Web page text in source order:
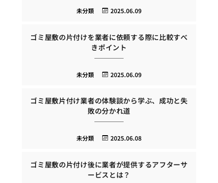
2025.06.09
未分類
ゴミ屋敷の片付けを業者に依頼する際に比較すべ
きポイント
2025.06.09
未分類
ゴミ屋敷片付け業者の体験談から学ぶ、成功と失
敗の分かれ道
2025.06.08
未分類
ゴミ屋敷の片付け後に業者が提供するアフターサ
ービスとは？